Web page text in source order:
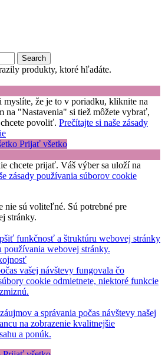
Search
produkty, ktoré hľadáte.
myslíte, že je to v poriadku, kliknite na
"Nastavenia" si tiež môžete vybrať,
povoliť. Prečítajte si naše zásady
Prijať všetko
chcete prijať. Váš výber sa uloží na
zásady používania súborov cookie
nie sú voliteľné. Sú potrebné pre
stránky.
funkčnosť a štruktúru webovej stránky
používania webovej stránky.
vašej návštevy fungovala čo
cookie odmietnete, niektoré funkcie
a správania počas návštevy našej
na zobrazenie kvalitnejšie
a ponúk.